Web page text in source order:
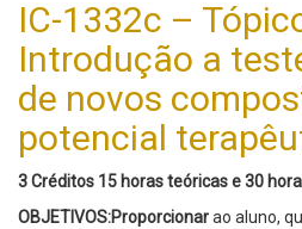
IC-1332c –
Introdução a
de novos
potencial
3 Créditos 15 horas teóricas e 30
OBJETIVOS:Proporcionarao aluno,